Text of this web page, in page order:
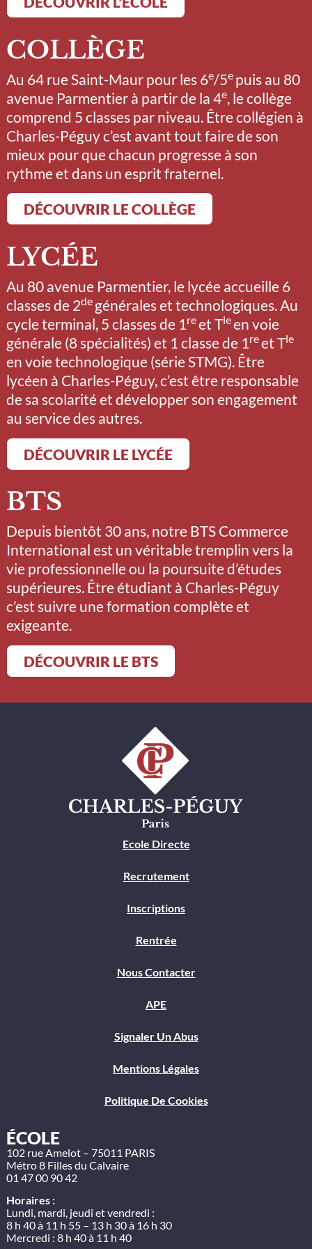
COLLÈGE
Au 64 rue Saint-Maur pour les 6e/5e puis au 80
avenue Parmentier à partir de la 4e, le collège
comprend 5 classes par niveau. Être collégien à
Charles-Péguy c’est avant tout faire de son
mieux pour que chacun progresse à son
rythme et dans un esprit fraternel.
DÉCOUVRIR LE COLLÈGE
LYCÉE
Au 80 avenue Parmentier, le lycée accueille 6
classes de 2de générales et technologiques. Au
cycle terminal, 5 classes de 1reet Tleen voie
générale (8 spécialités) et 1 classe de 1reet Tle
en voie technologique (série STMG). Être
lycéen à Charles-Péguy, c’est être responsable
de sa scolarité et développer son engagement
au service des autres.
DÉCOUVRIR LE LYCÉE
BTS
Depuis bientôt 30 ans, notre BTS Commerce
International est un véritable tremplin vers la
vie professionnelle ou la poursuite d’études
supérieures. Être étudiant à Charles-Péguy
c’est suivre une formation complète et
exigeante.
DÉCOUVRIR LE BTS
Ecole Directe
Recrutement
Inscriptions
Rentrée
Nous Contacter
APE
Signaler Un Abus
Mentions Légales
Politique De Cookies
ÉCOLE
102 rue Amelot – 75011 PARIS
Métro 8 Filles du Calvaire
01 47 00 90 42
Horaires :
Lundi, mardi, jeudi et vendredi :
8 h 40 à 11 h 55 – 13 h 30 à 16 h 30
Mercredi : 8 h 40 à 11 h 40